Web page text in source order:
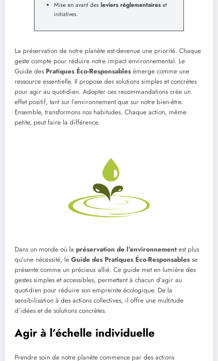
Mise en avant des leviers réglementaireset
initiatives.
La préservation de notre planète est devenue une priorité. Chaque
geste compte pour réduire notre impact environnemental. Le
Guide des Pratiques Éco-Responsables émerge comme une
ressource essentielle. Il propose des solutions simples et concrètes
pour agir au quotidien. Adopter ces recommandations crée un
effet positif, tant sur l’environnement que sur notre bien-être.
Ensemble, transformons nos habitudes. Chaque action, même
petite, peut faire la différence.
Dans un monde où la préservation de l’environnementest plus
qu’une nécessité, le Guide des Pratiques Éco-Responsables se
présente comme un précieux allié. Ce guide met en lumière des
gestes simples et accessibles, permettant à chacun d’agir au
quotidien pour réduire son empreinte écologique. De la
sensibilisation à des actions collectives, il offre une multitude
d’idées et de solutions concrètes.
Agir à l’échelle individuelle
Prendre soin de notre planète commence par des actions